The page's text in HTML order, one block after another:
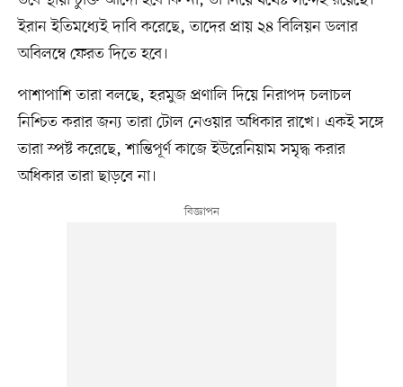
ইরান ইতিমধ্যেই দাবি করেছে, তাদের প্রায় ২৪ বিলিয়ন ডলার
অবিলম্বে ফেরত দিতে হবে।
পাশাপাশি তারা বলছে, হরমুজ প্রণালি দিয়ে নিরাপদ চলাচল
নিশ্চিত করার জন্য তারা টোল নেওয়ার অধিকার রাখে। একই সঙ্গে
তারা স্পষ্ট করেছে, শান্তিপূর্ণ কাজে ইউরেনিয়াম সমৃদ্ধ করার
অধিকার তারা ছাড়বে না।